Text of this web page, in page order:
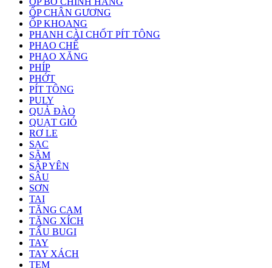
ỐP CHÂN GƯƠNG
ỐP KHOANG
PHANH CÀI CHỐT PÍT TÔNG
PHAO CHẾ
PHAO XĂNG
PHÍP
PHỚT
PÍT TÔNG
PULY
QUẢ ĐÀO
QUẠT GIÓ
RƠ LE
SẠC
SĂM
SẬP YÊN
SÂU
SƠN
TAI
TĂNG CAM
TĂNG XÍCH
TẨU BUGI
TAY
TAY XÁCH
TEM